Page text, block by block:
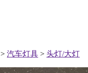
> 汽车灯具 > 头灯/大灯